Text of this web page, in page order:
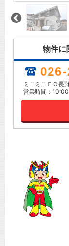
物件に
ミニミニＦＣ長
営業時間：